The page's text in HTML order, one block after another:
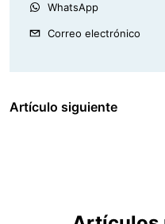
WhatsApp
Correo electrónico
Artículo siguiente